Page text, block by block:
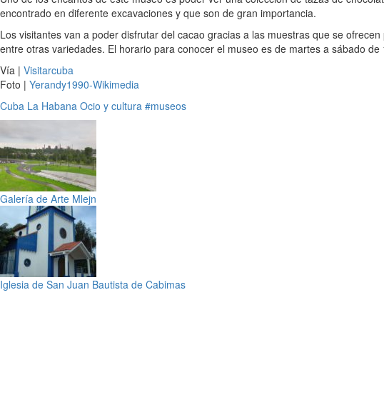
encontrado en diferente excavaciones y que son de gran importancia.
Los visitantes van a poder disfrutar del cacao gracias a las muestras que se
entre otras variedades. El horario para conocer el museo es de martes a sábado
Vía | Visitarcuba
Foto | Yerandy1990-Wikimedia
Cuba La Habana Ocio y cultura #museos
Galería de Arte Mlejn
Iglesia de San Juan Bautista de Cabimas